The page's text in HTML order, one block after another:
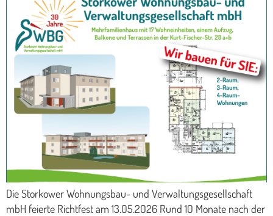
Die Storkower Wohnungsbau- und Verwaltungsgesellschaft
mbH feierte Richtfest am 13.05.2026 Rund 10 Monate nach der